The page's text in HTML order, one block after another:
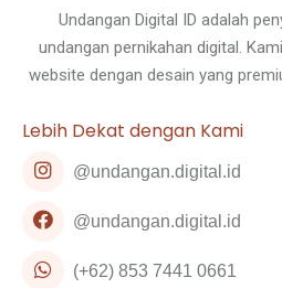
Undangan Digital ID adalah
undangan pernikahan digital.
website dengan desain yang
Lebih Dekat dengan Kami
@undangan.digital.id
@undangan.digital.id
(+62) 853 7441 0661